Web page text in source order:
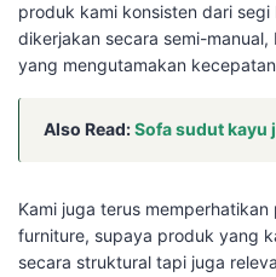
produk kami konsisten dari
dikerjakan secara semi-
yang mengutamakan
Also Read:Sofa sudut kayu
Kami juga terus
furniture, supaya produk yang
secara struktural tapi juga